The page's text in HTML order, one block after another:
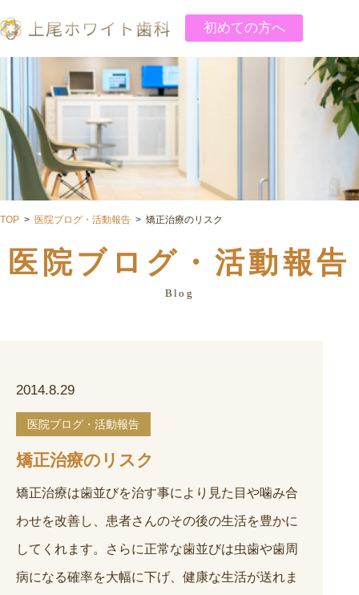
初めての方へ
TOP 医院ブログ・活動報告 矯正治療のリスク
医院ブログ・活動報告
Blog
2014.8.29
医院ブログ・活動報告
矯正治療のリスク
矯正治療は歯並びを治す事により見た目や噛み合
わせを改善し、患者さんのその後の生活を豊かに
してくれます。さらに正常な歯並びは虫歯や歯周
病になる確率を大幅に下げ、健康な生活が送れま